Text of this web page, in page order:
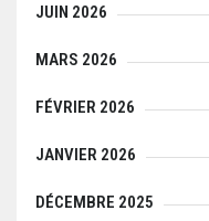
JUIN 2026
MARS 2026
FÉVRIER 2026
JANVIER 2026
DÉCEMBRE 2025